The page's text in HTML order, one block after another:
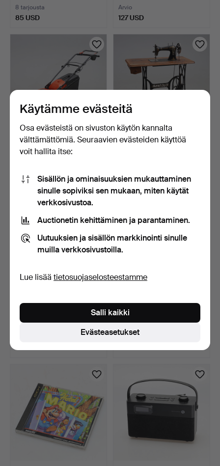
8 tarjousta
85 USD
Arvio
127 USD
RUOHONLEIKKURI, LC
141C, Huskvarna AB.
74 USD
OMPELUKONE.
32 USD
LANGANKERAT. 2 kpl,
53 USD
Rottinki/bambu.
Arvio
Käytämme evästeitä
Osa evästeistä on sivuston käytön kannalta
välttämättömiä. Seuraavien evästeiden käyttöä
voit hallita itse:
Sisällön ja ominaisuuksien mukauttaminen
sinulle sopiviksi sen mukaan, miten käytät
verkkosivustoa.
Auctionetin kehittäminen ja parantaminen.
Uutuuksien ja sisällön markkinointi sinulle
muilla verkkosivustoilla.
Lue lisää tietosuojaselosteestamme
Evästeasetukset
Salli kaikki